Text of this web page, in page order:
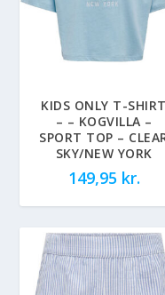
KIDS ONLY T-SHIRT
– – KOGVILLA –
SPORT TOP –
SKY/NEW YORK
149,95 kr.